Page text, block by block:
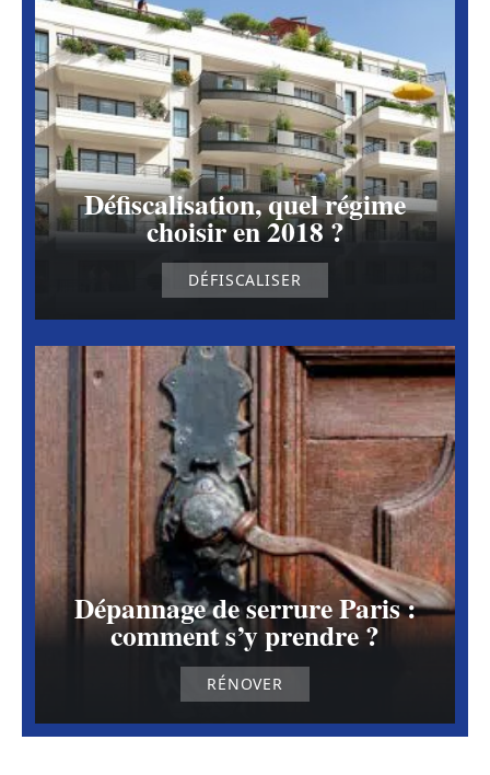
Défiscalisation, quel régime
choisir en 2018 ?
DÉFISCALISER
Dépannage de serrure Paris :
comment s’y prendre ?
RÉNOVER